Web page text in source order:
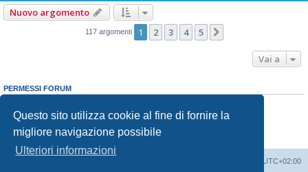
Questo sito utilizza cookie al fine di fornire la
migliore navigazione possibile
Ulteriori informazioni
Nuovo argomento
117 argomenti 1 2 3 4 5
Vai a
PERMESSI FORUM
Non puoirispondere negli argomenti
Non puoimodificare i tuoi messaggi
Non puoicancellare i tuoi messaggi
Non puoi
inviare allegati
UTC+02:00